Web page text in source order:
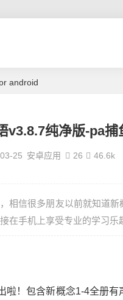
android
v3.8.7纯净版-pa捕
25 安卓应用 26 46.6k
相信很多朋友以前就知道新
在手机上享受专业的学习乐
啦！包含新概念1-4全册